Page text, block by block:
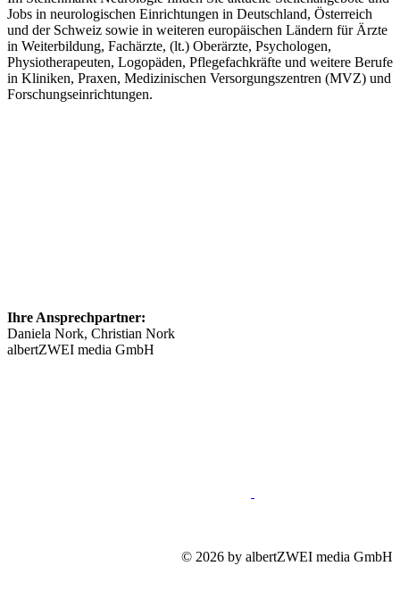
Jobs in neurologischen Einrichtungen in Deutschland, Österreich
und der Schweiz sowie in weiteren europäischen Ländern für Ärzte
in Weiterbildung, Fachärzte, (lt.) Oberärzte, Psychologen,
Physiotherapeuten, Logopäden, Pflegefachkräfte und weitere Berufe
in Kliniken, Praxen, Medizinischen Versorgungszentren (MVZ) und
Forschungseinrichtungen.
Ihre Ansprechpartner:
Daniela Nork, Christian Nork
albertZWEI media GmbH
© 2026 by albertZWEI media GmbH